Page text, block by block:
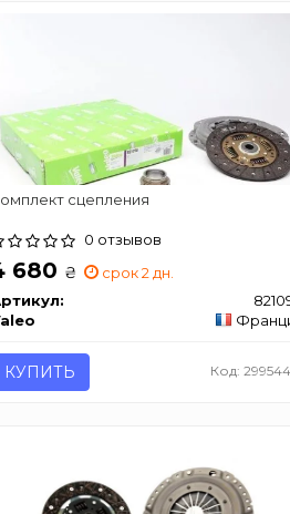
сцепления
0 отзывов
680 ₴
срок 2 дн.
КУПИТЬ Код: